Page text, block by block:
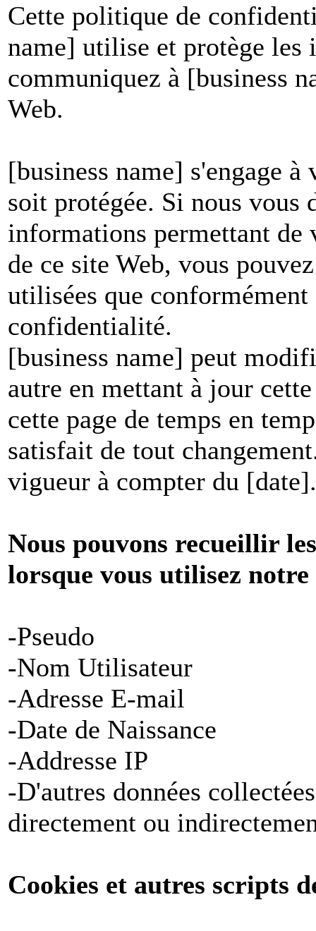
Cette politique de
name] utilise et protège les
communiquez à [business
Web.
[business name] s'engage
soit protégée. Si nous vous
informations permettant
de ce site Web, vous
utilisées que
confidentialité.
[business name] peut
autre en mettant à jour
cette page de temps en
satisfait de tout
vigueur à compter du [date].
Nous pouvons recueillir
lorsque vous utilisez notre
-Pseudo
-Nom Utilisateur
-Adresse E-mail
-Date de Naissance
-Addresse IP
-D'autres données
directement ou
Cookies et autres scripts